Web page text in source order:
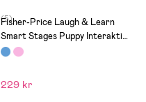
(5)
Fisher-Price Laugh & Learn
Smart Stages Puppy Interaktivt
Legetøj
229 kr